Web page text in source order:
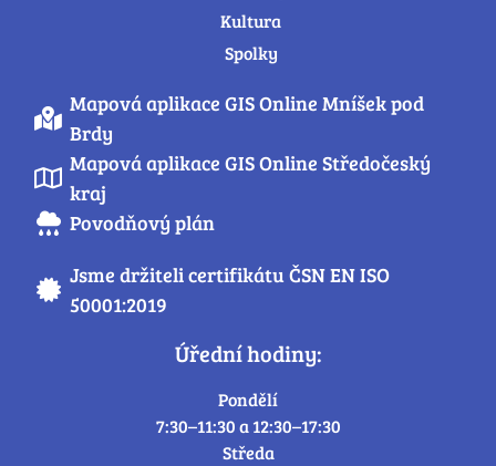
Kultura
Spolky
Mapová aplikace GIS Online Mníšek pod
Brdy
Mapová aplikace GIS Online Středočeský
kraj
Povodňový plán
Jsme držiteli certifikátu ČSN EN ISO
50001:2019
Úřední hodiny:
Pondělí
7:30–11:30 a 12:30–17:30
Středa